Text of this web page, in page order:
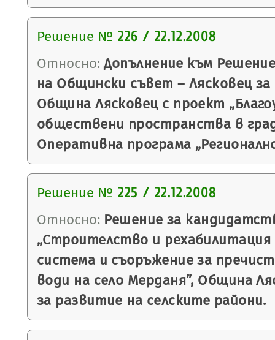
Решение № 226 / 22.12.2008
Относно: Допълнение към
на Общински съвет – Лясковец
Община Лясковец с проект
обществени пространства в
Оперативна програма
Решение № 225 / 22.12.2008
Относно: Решение за
„Строителство и рехабилитация
система и съоръжение за
води на село Мерданя”, Община
за развитие на селските райони.